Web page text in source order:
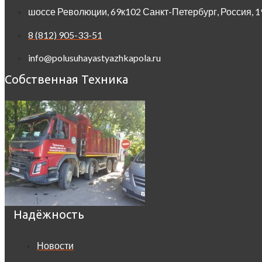
шоссе Революции, 69к102 Санкт-Петербург, Россия,
8 (812) 905-33-51
info@polusuhayastyazhkapola.ru
Собственная Техника
Надёжность
Новости